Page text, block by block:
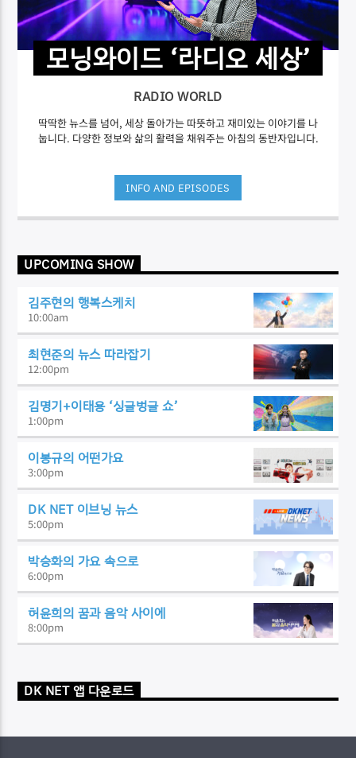
모닝와이드 ‘라디오 세상’
RADIO WORLD
딱딱한 뉴스를 넘어, 세상 돌아가는 따뜻하고 재미있는 이야기를 나
눕니다. 다양한 정보와 삶의 활력을 채워주는 아침의 동반자입니다.
INFO AND EPISODES
UPCOMING SHOW
김주현의 행복스케치
10:00am
최현준의 뉴스 따라잡기
12:00pm
김명기+이태용 ‘싱글벙글 쇼’
1:00pm
이봉규의 어떤가요
3:00pm
DK NET 이브닝 뉴스
5:00pm
박승화의 가요 속으로
6:00pm
허윤희의 꿈과 음악 사이에
8:00pm
DK NET 앱 다운로드